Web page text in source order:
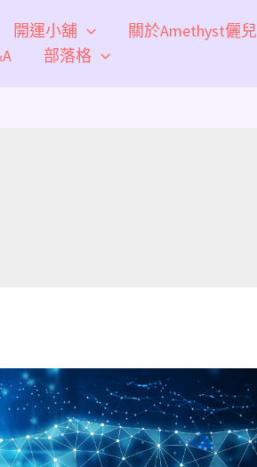
開運小舖 關於Amethyst儷兒
部落格